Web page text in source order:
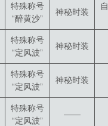
特殊称号
“醉黄沙”
神秘时装
特殊称号
“定风波”
神秘时装
特殊称号
“定风波”
神秘时装
特殊称号
“定风波”
——